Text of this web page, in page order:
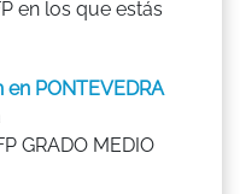
en los que estás
PONTEVEDRA
GRADO MEDIO